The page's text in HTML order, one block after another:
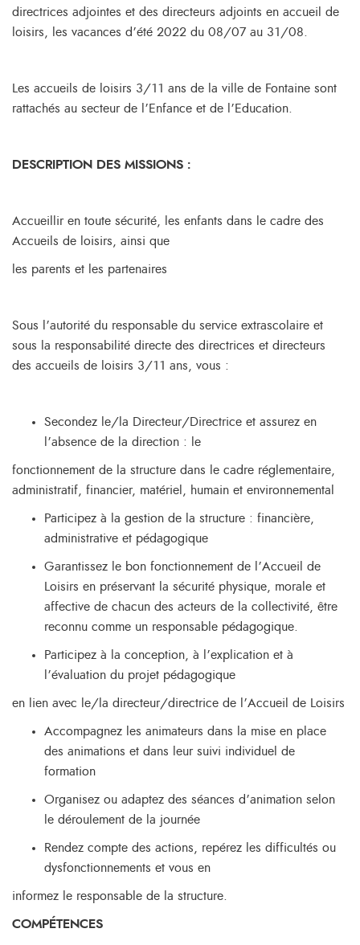
directrices adjointes et des directeurs adjoints en accueil de
loisirs, les vacances d’été 2022 du 08/07 au 31/08.
Les accueils de loisirs 3/11 ans de la ville de Fontaine sont
rattachés au secteur de l’Enfance et de l’Education.
DESCRIPTION DES MISSIONS :
Accueillir en toute sécurité, les enfants dans le cadre des
Accueils de loisirs, ainsi que
les parents et les partenaires
Sous l’autorité du responsable du service extrascolaire et
sous la responsabilité directe des directrices et directeurs
des accueils de loisirs 3/11 ans, vous :
Secondez le/la Directeur/Directrice et assurez en
l’absence de la direction : le
fonctionnement de la structure dans le cadre réglementaire,
administratif, financier, matériel, humain et environnemental
Participez à la gestion de la structure : financière,
administrative et pédagogique
Garantissez le bon fonctionnement de l’Accueil de
Loisirs en préservant la sécurité physique, morale et
affective de chacun des acteurs de la collectivité, être
reconnu comme un responsable pédagogique.
Participez à la conception, à l’explication et à
l’évaluation du projet pédagogique
en lien avec le/la directeur/directrice de l’Accueil de Loisirs
Accompagnez les animateurs dans la mise en place
des animations et dans leur suivi individuel de
formation
Organisez ou adaptez des séances d’animation selon
le déroulement de la journée
Rendez compte des actions, repérez les difficultés ou
dysfonctionnements et vous en
informez le responsable de la structure.
COMPÉTENCES